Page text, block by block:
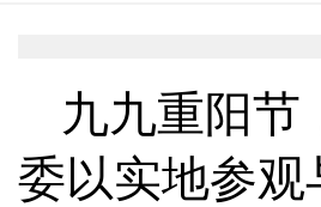
九九重阳节
委以实地参